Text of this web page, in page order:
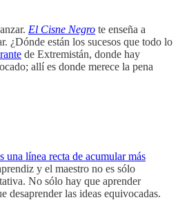
El Cisne Negro te enseña a
¿Dónde están los sucesos que todo lo
de Extremistán, donde hay
allí es donde merece la pena
una línea recta de acumular más
y el maestro no es sólo
No sólo hay que aprender
desaprender las ideas equivocadas.